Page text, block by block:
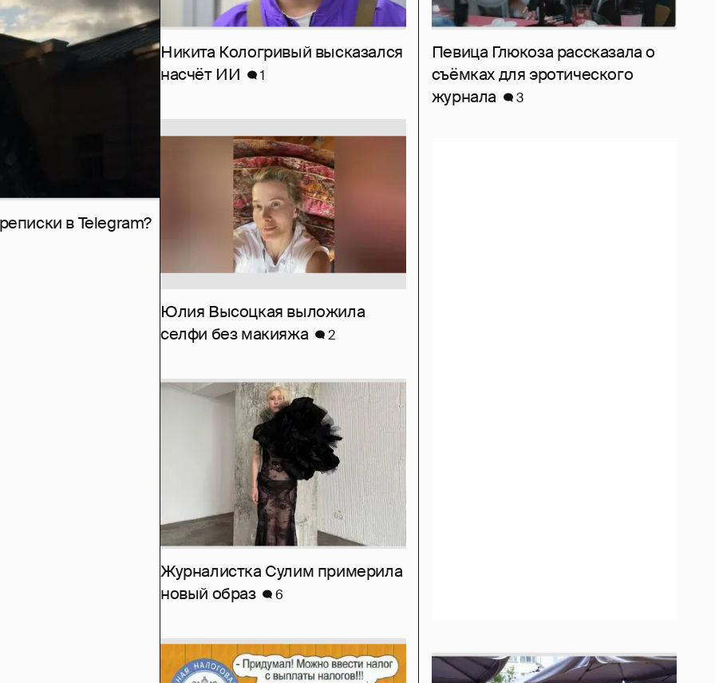
в Telegram?
Никита Кологривый высказался
насчёт ИИ
1
Певица Глюкоза рассказала о
съёмках для эротического
журнала
3
Юлия Высоцкая выложила
селфи без макияжа
2
Журналистка Сулим примерила
новый образ
6